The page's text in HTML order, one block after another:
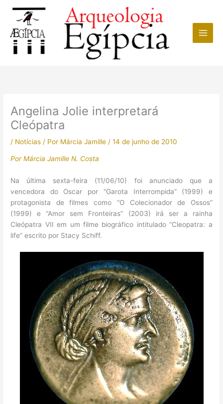
conteúdo
Angelina Jolie interpretará
Cleópatra
/ Notícias / Por Márcia Jamille /14 de junho de 2010
Por Márcia Jamille N. Costa
Na última sexta-feira (11/06/10) foi anunciado que a
vencedora do Oscar por “Garota Interrompida” (1999) e
protagonista de filmes como “O Colecionador de Ossos”
(1999) e “Amor sem Fronteiras” (2003) irá ser a rainha
Cleópatra VII em um filme biográfico intitulado “Cleopatra: a
life” escrito por Stacy Schiff.